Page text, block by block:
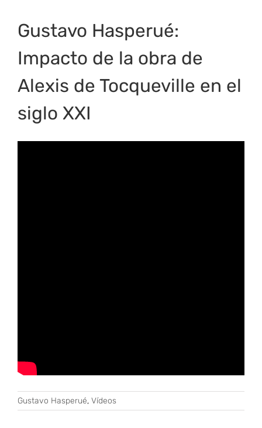
Gustavo Hasperué:
Impacto de la obra de
Alexis de Tocqueville en el
siglo XXI
Gustavo Hasperué, Vídeos